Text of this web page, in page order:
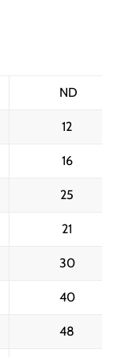
ND
12
16
25
21
30
40
48